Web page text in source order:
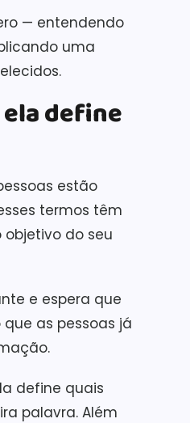
— entendendo
uma
define
estão
termos têm
do seu
e espera que
as pessoas já
define quais
palavra. Além